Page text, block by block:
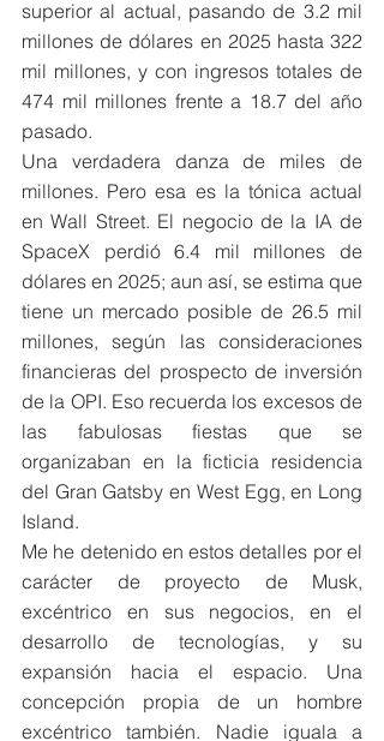
superior al actual, pasando de 3.2 mil
millones de dólares en 2025 hasta 322
mil millones, y con ingresos totales de
474 mil millones frente a 18.7 del año
pasado.
Una verdadera danza de miles de
millones. Pero esa es la tónica actual
en Wall Street. El negocio de la IA de
SpaceX perdió 6.4 mil millones de
dólares en 2025; aun así, se estima que
tiene un mercado posible de 26.5 mil
millones, según las consideraciones
financieras del prospecto de inversión
de la OPI. Eso recuerda los excesos de
las fabulosas fiestas que se
organizaban en la ficticia residencia
del Gran Gatsby en West Egg, en Long
Island.
Me he detenido en estos detalles por el
carácter de proyecto de Musk,
excéntrico en sus negocios, en el
desarrollo de tecnologías, y su
expansión hacia el espacio. Una
concepción propia de un hombre
excéntrico también. Nadie iguala a